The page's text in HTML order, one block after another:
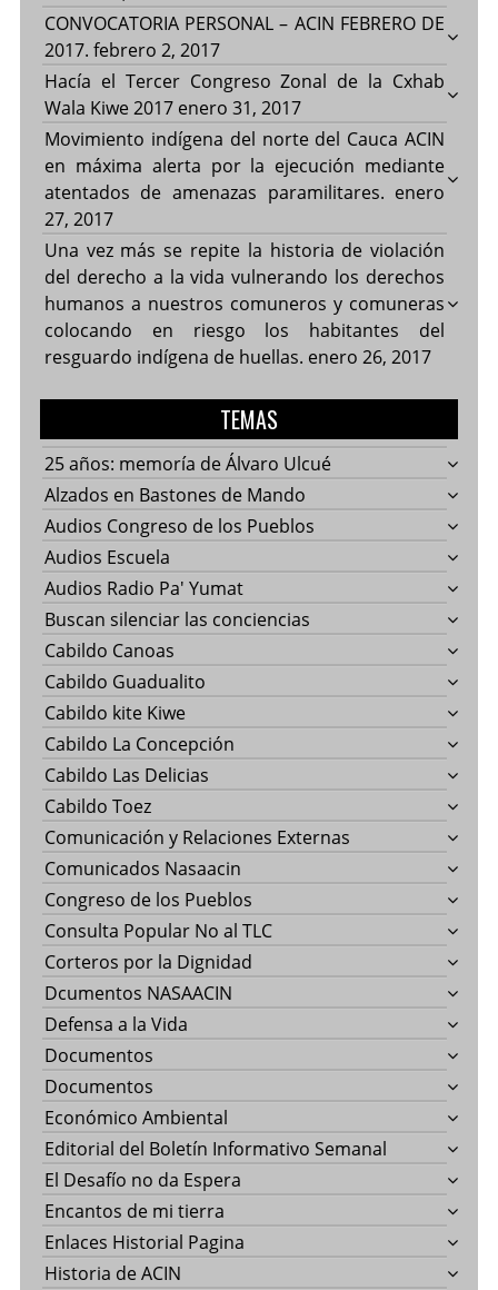
CONVOCATORIA PERSONAL – ACIN FEBRERO DE
2017. febrero 2, 2017
Hacía el Tercer Congreso Zonal de la Cxhab
Wala Kiwe 2017 enero 31, 2017
Movimiento indígena del norte del Cauca ACIN
en máxima alerta por la ejecución mediante
atentados de amenazas paramilitares. enero
27, 2017
Una vez más se repite la historia de violación
del derecho a la vida vulnerando los derechos
humanos a nuestros comuneros y comuneras
colocando en riesgo los habitantes del
resguardo indígena de huellas. enero 26, 2017
TEMAS
25 años: memoría de Álvaro Ulcué
Alzados en Bastones de Mando
Audios Congreso de los Pueblos
Audios Escuela
Audios Radio Pa' Yumat
Buscan silenciar las conciencias
Cabildo Canoas
Cabildo Guadualito
Cabildo kite Kiwe
Cabildo La Concepción
Cabildo Las Delicias
Cabildo Toez
Comunicación y Relaciones Externas
Comunicados Nasaacin
Congreso de los Pueblos
Consulta Popular No al TLC
Corteros por la Dignidad
Dcumentos NASAACIN
Defensa a la Vida
Documentos
Documentos
Económico Ambiental
Editorial del Boletín Informativo Semanal
El Desafío no da Espera
Encantos de mi tierra
Enlaces Historial Pagina
Historia de ACIN